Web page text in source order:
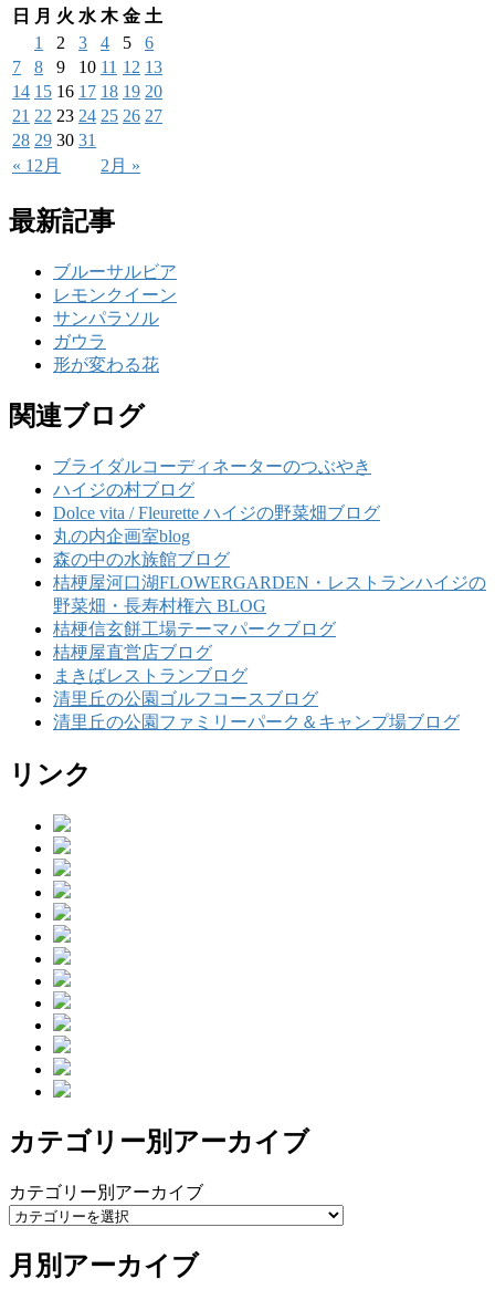
日
月 火 水 木 金 土
« 12月 2月 »
1 2 3 4 5
6
7
8 9 10 11 12 13
14 15 16 17 18 19 20
21 22 23 24 25 26 27
28 29 30 31
最新記事
ブルーサルビア
レモンクイーン
サンパラソル
ガウラ
形が変わる花
関連ブログ
ブライダルコーディネーターのつぶやき
ハイジの村ブログ
Dolce vita / Fleurette ハイジの野菜畑ブログ
丸の内企画室blog
森の中の水族館ブログ
桔梗屋河口湖FLOWERGARDEN・レストランハイジの
野菜畑・長寿村権六 BLOG
桔梗信玄餅工場テーマパークブログ
桔梗屋直営店ブログ
まきばレストランブログ
清里丘の公園ゴルフコースブログ
清里丘の公園ファミリーパーク＆キャンプ場ブログ
リンク
カテゴリー別アーカイブ
カテゴリー別アーカイブ
月別アーカイブ